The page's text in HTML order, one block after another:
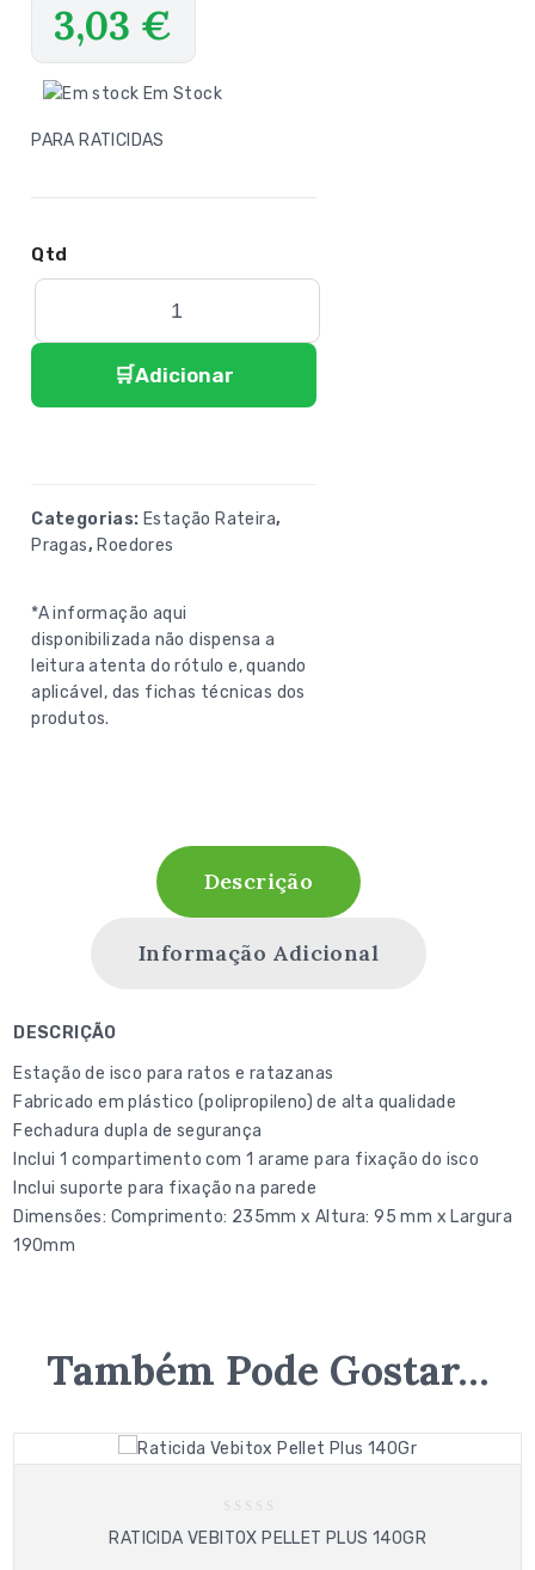
3,03 €
Em Stock
PARA RATICIDAS
Adicionar
Categorias: Estação Rateira,
Pragas, Roedores
*A informação aqui
disponibilizada não dispensa a
leitura atenta do rótulo e, quando
aplicável, das fichas técnicas dos
produtos.
Descrição
Informação Adicional
DESCRIÇÃO
Estação de isco para ratos e ratazanas
Fabricado em plástico (polipropileno) de alta qualidade
Fechadura dupla de segurança
Inclui 1 compartimento com 1 arame para fixação do isco
Inclui suporte para fixação na parede
Dimensões: Comprimento: 235mm x Altura: 95 mm x Largura
190mm
Também Pode Gostar…
out
RATICIDA VEBITOX PELLET PLUS 140GR